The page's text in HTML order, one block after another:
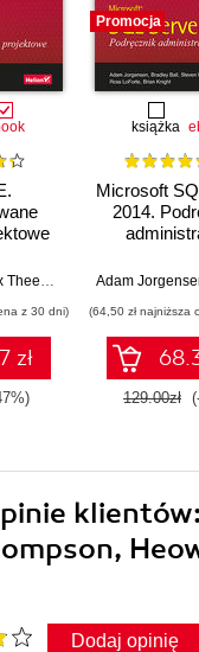
z 30 dni)
zł
Promocja
książka
Microsoft
2014.
Adam
(64,50 zł najniższa
129.00zł
Dodaj opinię